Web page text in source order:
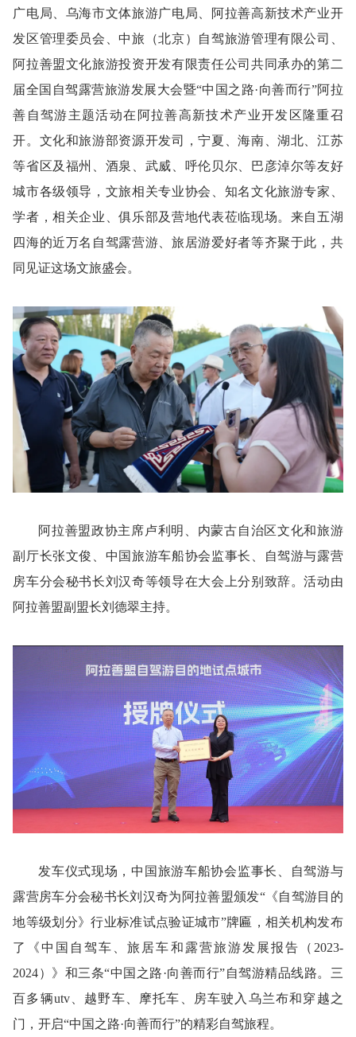
广电局、乌海市文体旅游广电局、阿拉善高新技术产业开
发区管理委员会、中旅（北京）自驾旅游管理有限公司、
阿拉善盟文化旅游投资开发有限责任公司共同承办的第二
届全国自驾露营旅游发展大会暨“中国之路·向善而行”阿拉
善自驾游主题活动在阿拉善高新技术产业开发区隆重召
开。文化和旅游部资源开发司，宁夏、海南、湖北、江苏
等省区及福州、酒泉、武威、呼伦贝尔、巴彦淖尔等友好
城市各级领导，文旅相关专业协会、知名文化旅游专家、
学者，相关企业、俱乐部及营地代表莅临现场。来自五湖
四海的近万名自驾露营游、旅居游爱好者等齐聚于此，共
同见证这场文旅盛会。
阿拉善盟政协主席卢利明、内蒙古自治区文化和旅游
副厅长张文俊、中国旅游车船协会监事长、自驾游与露营
房车分会秘书长刘汉奇等领导在大会上分别致辞。活动由
阿拉善盟副盟长刘德翠主持。
发车仪式现场，中国旅游车船协会监事长、自驾游与
露营房车分会秘书长刘汉奇为阿拉善盟颁发“《自驾游目的
地等级划分》行业标准试点验证城市”牌匾，相关机构发布
了《中国自驾车、旅居车和露营旅游发展报告（2023-
2024）》和三条“中国之路·向善而行”自驾游精品线路。三
百多辆utv、越野车、摩托车、房车驶入乌兰布和穿越之
门，开启“中国之路·向善而行”的精彩自驾旅程。